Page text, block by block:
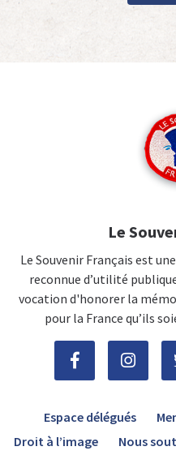
Le
Le Souvenir Français est
reconnue d’utilité
vocation d'honorer la
pour la France qu’ils
Espace délégués
Droit à l’image
Nous